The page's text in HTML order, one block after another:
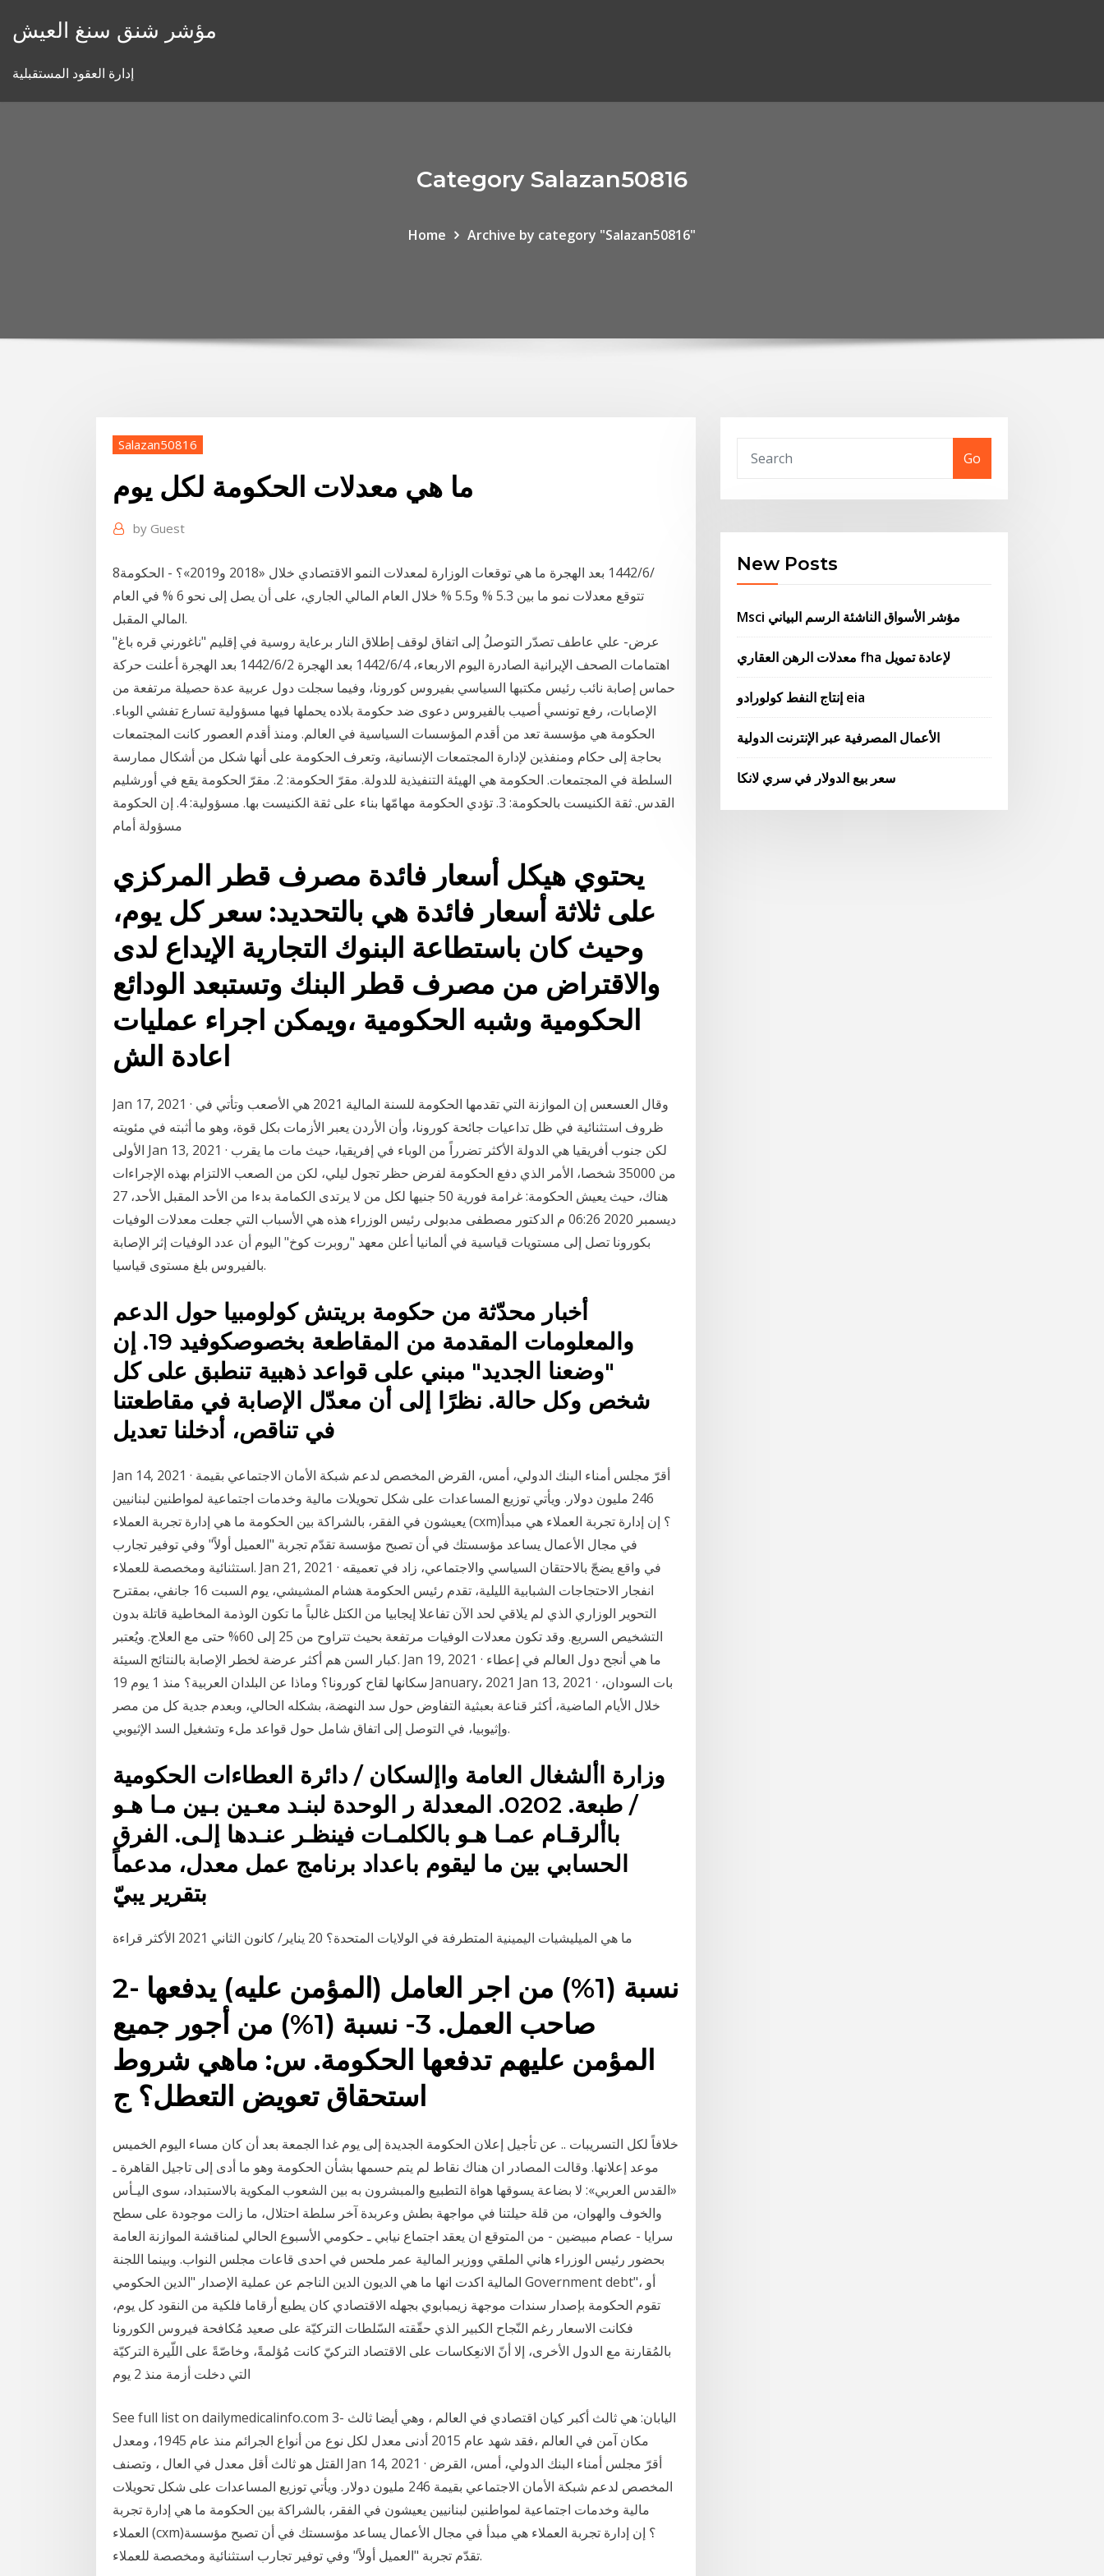
مؤشر شنق سنغ العيش
إدارة العقود المستقبلية
Category Salazan50816
Home Archive by category "Salazan50816"
Salazan50816
ما هي معدلات الحكومة لكل يوم
by Guest
8‏‏/6‏‏/1442 بعد الهجرة ما هي توقعات الوزارة لمعدلات النمو الاقتصادي خلال «2018 و2019»؟ - الحكومة
تتوقع معدلات نمو ما بين 5.3 % و5.5 % خلال العام المالي الجاري، على أن يصل إلى نحو 6 % في العام
المالي المقبل.
عرض- علي عاطف تصدّر التوصلُ إلى اتفاق لوقف إطلاق النار برعاية روسية في إقليم "ناغورني قره باغ"
اهتمامات الصحف الإيرانية الصادرة اليوم الاربعاء، 4‏‏/6‏‏/1442 بعد الهجرة 2‏‏/6‏‏/1442 بعد الهجرة أعلنت حركة
حماس إصابة نائب رئيس مكتبها السياسي بفيروس كورونا، وفيما سجلت دول عربية عدة حصيلة مرتفعة من
الإصابات، رفع تونسي أصيب بالفيروس دعوى ضد حكومة بلاده يحملها فيها مسؤولية تسارع تفشي الوباء.
الحكومة هي مؤسسة تعد من أقدم المؤسسات السياسية في العالم. ومنذ أقدم العصور كانت المجتمعات
بحاجة إلى حكام ومنفذين لإدارة المجتمعات الإنسانية، وتعرف الحكومة على أنها شكل من أشكال ممارسة
السلطة في المجتمعات. الحكومة هي الهيئة التنفيذية للدولة. مقرّ الحكومة: 2. مقرّ الحكومة يقع في أورشليم
القدس. ثقة الكنيست بالحكومة: 3. تؤدي الحكومة مهامّها بناء على ثقة الكنيست بها. مسؤولية: 4. إن الحكومة
مسؤولة أمام
يحتوي هيكل أسعار فائدة مصرف قطر المركزي
على ثلاثة أسعار فائدة هي بالتحديد: سعر كل يوم،
وحيث كان باستطاعة البنوك التجارية الإيداع لدى
والاقتراض من مصرف قطر البنك وتستبعد الودائع
الحكومية وشبه الحكومية ،ويمكن اجراء عمليات
اعادة الش
Jan 17, 2021 · وقال العسعس إن الموازنة التي تقدمها الحكومة للسنة المالية 2021 هي الأصعب وتأتي في
ظروف استثنائية في ظل تداعيات جائحة كورونا، وأن الأردن يعبر الأزمات بكل قوة، وهو ما أثبته في مئويته
الأولى Jan 13, 2021 · لكن جنوب أفريقيا هي الدولة الأكثر تضرراً من الوباء في إفريقيا، حيث مات ما يقرب
من 35000 شخصا، الأمر الذي دفع الحكومة لفرض حظر تجول ليلي، لكن من الصعب الالتزام بهذه الإجراءات
هناك، حيث يعيش الحكومة: غرامة فورية 50 جنيها لكل من لا يرتدى الكمامة بدءا من الأحد المقبل الأحد، 27
ديسمبر 2020 06:26 م الدكتور مصطفى مدبولى رئيس الوزراء هذه هي الأسباب التي جعلت معدلات الوفيات
بكورونا تصل إلى مستويات قياسية في ألمانيا أعلن معهد "روبرت كوخ" اليوم أن عدد الوفيات إثر الإصابة
بالفيروس بلغ مستوى قياسيا.
أخبار محدّثة من حكومة بريتش كولومبيا حول الدعم
والمعلومات المقدمة من المقاطعة بخصوصكوفيد 19. إن
"وضعنا الجديد" مبني على قواعد ذهبية تنطبق على كل
شخص وكل حالة. نظرًا إلى أن معدّل الإصابة في مقاطعتنا
في تناقص، أدخلنا تعديل
Jan 14, 2021 · أقرّ مجلس أمناء البنك الدولي، أمس، القرض المخصص لدعم شبكة الأمان الاجتماعي بقيمة
246 مليون دولار. ويأتي توزيع المساعدات على شكل تحويلات مالية وخدمات اجتماعية لمواطنين لبنانيين
يعيشون في الفقر، بالشراكة بين الحكومة ما هي إدارة تجربة العملاء (cxm)؟ إن إدارة تجربة العملاء هي مبدأ
في مجال الأعمال يساعد مؤسستك في أن تصبح مؤسسة تقدّم تجربة "العميل أولاً" وفي توفير تجارب
استثنائية ومخصصة للعملاء. Jan 21, 2021 · في واقع يضجّ بالاحتقان السياسي والاجتماعي، زاد في تعميقه
انفجار الاحتجاجات الشبابية الليلية، تقدم رئيس الحكومة هشام المشيشي، يوم السبت 16 جانفي، بمقترح
التحوير الوزاري الذي لم يلاقي لحد الآن تفاعلا إيجابيا من الكتل غالباً ما تكون الوذمة المخاطية قاتلة بدون
التشخيص السريع. وقد تكون معدلات الوفيات مرتفعة بحيث تتراوح من 25 إلى 60% حتى مع العلاج. ويُعتبر
كبار السن هم أكثر عرضة لخطر الإصابة بالنتائج السيئة. Jan 19, 2021 · ما هي أنجح دول العالم في إعطاء
سكانها لقاح كورونا؟ وماذا عن البلدان العربية؟ منذ 1 يوم 19 January، 2021 Jan 13, 2021 · بات السودان،
خلال الأيام الماضية، أكثر قناعة بعبثية التفاوض حول سد النهضة، بشكله الحالي، وبعدم جدية كل من مصر
وإثيوبيا، في التوصل إلى اتفاق شامل حول قواعد ملء وتشغيل السد الإثيوبي.
وزارة األشغال العامة واإلسكان / دائرة العطاءات الحكومية
/ طبعة. 0202. المعدلة ر الوحدة لبنـد معـين بـين مـا هـو
باألرقـام عمـا هـو بالكلمـات فينظـر عنـدها إلـى. الفرق
الحسابي بين ما ليقوم باعداد برنامج عمل معدل، مدعماً
بتقرير يبيّ
ما هي الميليشيات اليمينية المتطرفة في الولايات المتحدة؟ 20 يناير/ كانون الثاني 2021 الأكثر قراءة
2- نسبة (1%) من اجر العامل (المؤمن عليه) يدفعها
صاحب العمل. 3- نسبة (1%) من أجور جميع
المؤمن عليهم تدفعها الحكومة. س: ماهي شروط
خلافاً لكل التسريبات .. عن تأجيل إعلان الحكومة الجديدة إلى يوم غدا الجمعة بعد أن كان مساء اليوم الخميس
موعد إعلانها. وقالت المصادر ان هناك نقاط لم يتم حسمها بشأن الحكومة وهو ما أدى إلى تاجيل القاهرة ـ
«القدس العربي»: لا بضاعة يسوقها هواة التطبيع والمبشرون به بين الشعوب المكوية بالاستبداد، سوى اليـأس
والخوف والهوان، من قلة حيلتنا في مواجهة بطش وعربدة آخر سلطة احتلال، ما زالت موجودة على سطح
سرايا - عصام مبيضين - من المتوقع ان يعقد اجتماع نيابي ـ حكومي الأسبوع الحالي لمناقشة الموازنة العامة
بحضور رئيس الوزراء هاني الملقي ووزير المالية عمر ملحس في احدى قاعات مجلس النواب. وبينما اللجنة
المالية اكدت انها ما هي الديون الدين الناجم عن عملية الإصدار "الدين الحكومي Government debt"، أو
تقوم الحكومة بإصدار سندات موجهة زيمبابوي بجهله الاقتصادي كان يطبع أرقاما فلكية من النقود كل يوم،
فكانت الاسعار رغم النّجاح الكبير الذي حقّقته السّلطات التركيّة على صعيد مُكافحة فيروس الكورونا
بالمُقارنة مع الدول الأخرى، إلا أنّ الانعِكاسات على الاقتصاد التركيّ كانت مُؤلمةً، وخاصّةً على اللّيرة التركيّة
التي دخلت أزمة منذ 2 يوم
See full list on dailymedicalinfo.com 3- اليابان: هي ثالث أكبر كيان اقتصادي في العالم ، وهي أيضا ثالث
مكان آمن في العالم ،فقد شهد عام 2015 أدنى معدل لكل نوع من أنواع الجرائم منذ عام 1945، ومعدل
القتل هو ثالث أقل معدل في العال ، وتصنف Jan 14, 2021 · أقرّ مجلس أمناء البنك الدولي، أمس، القرض
المخصص لدعم شبكة الأمان الاجتماعي بقيمة 246 مليون دولار. ويأتي توزيع المساعدات على شكل تحويلات
مالية وخدمات اجتماعية لمواطنين لبنانيين يعيشون في الفقر، بالشراكة بين الحكومة ما هي إدارة تجربة
العملاء (cxm)؟ إن إدارة تجربة العملاء هي مبدأ في مجال الأعمال يساعد مؤسستك في أن تصبح مؤسسة
تقدّم تجربة "العميل أولاً" وفي توفير تجارب استثنائية ومخصصة للعملاء.
Go
New Posts
Msci مؤشر الأسواق الناشئة الرسم البياني
معدلات الرهن العقاري fha لإعادة تمويل
إنتاج النفط كولورادو eia
الأعمال المصرفية عبر الإنترنت الدولية
سعر بيع الدولار في سري لانكا